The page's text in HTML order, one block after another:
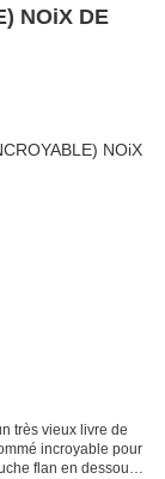
NOiX DE
très vieux livre de
incroyable pour
flan en dessous,